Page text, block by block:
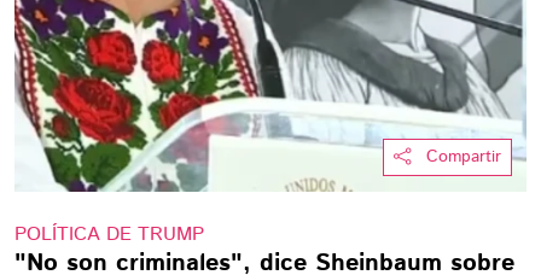
Compartir
POLÍTICA DE TRUMP
"No son criminales", dice Sheinbaum sobre